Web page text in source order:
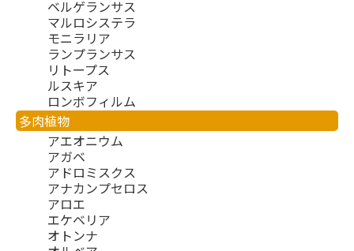
ベルゲランサス
マルロシステラ
モニラリア
ランプランサス
リトープス
ルスキア
ロンボフィルム
多肉植物
アエオニウム
アガベ
アドロミスクス
アナカンプセロス
アロエ
エケベリア
オトンナ